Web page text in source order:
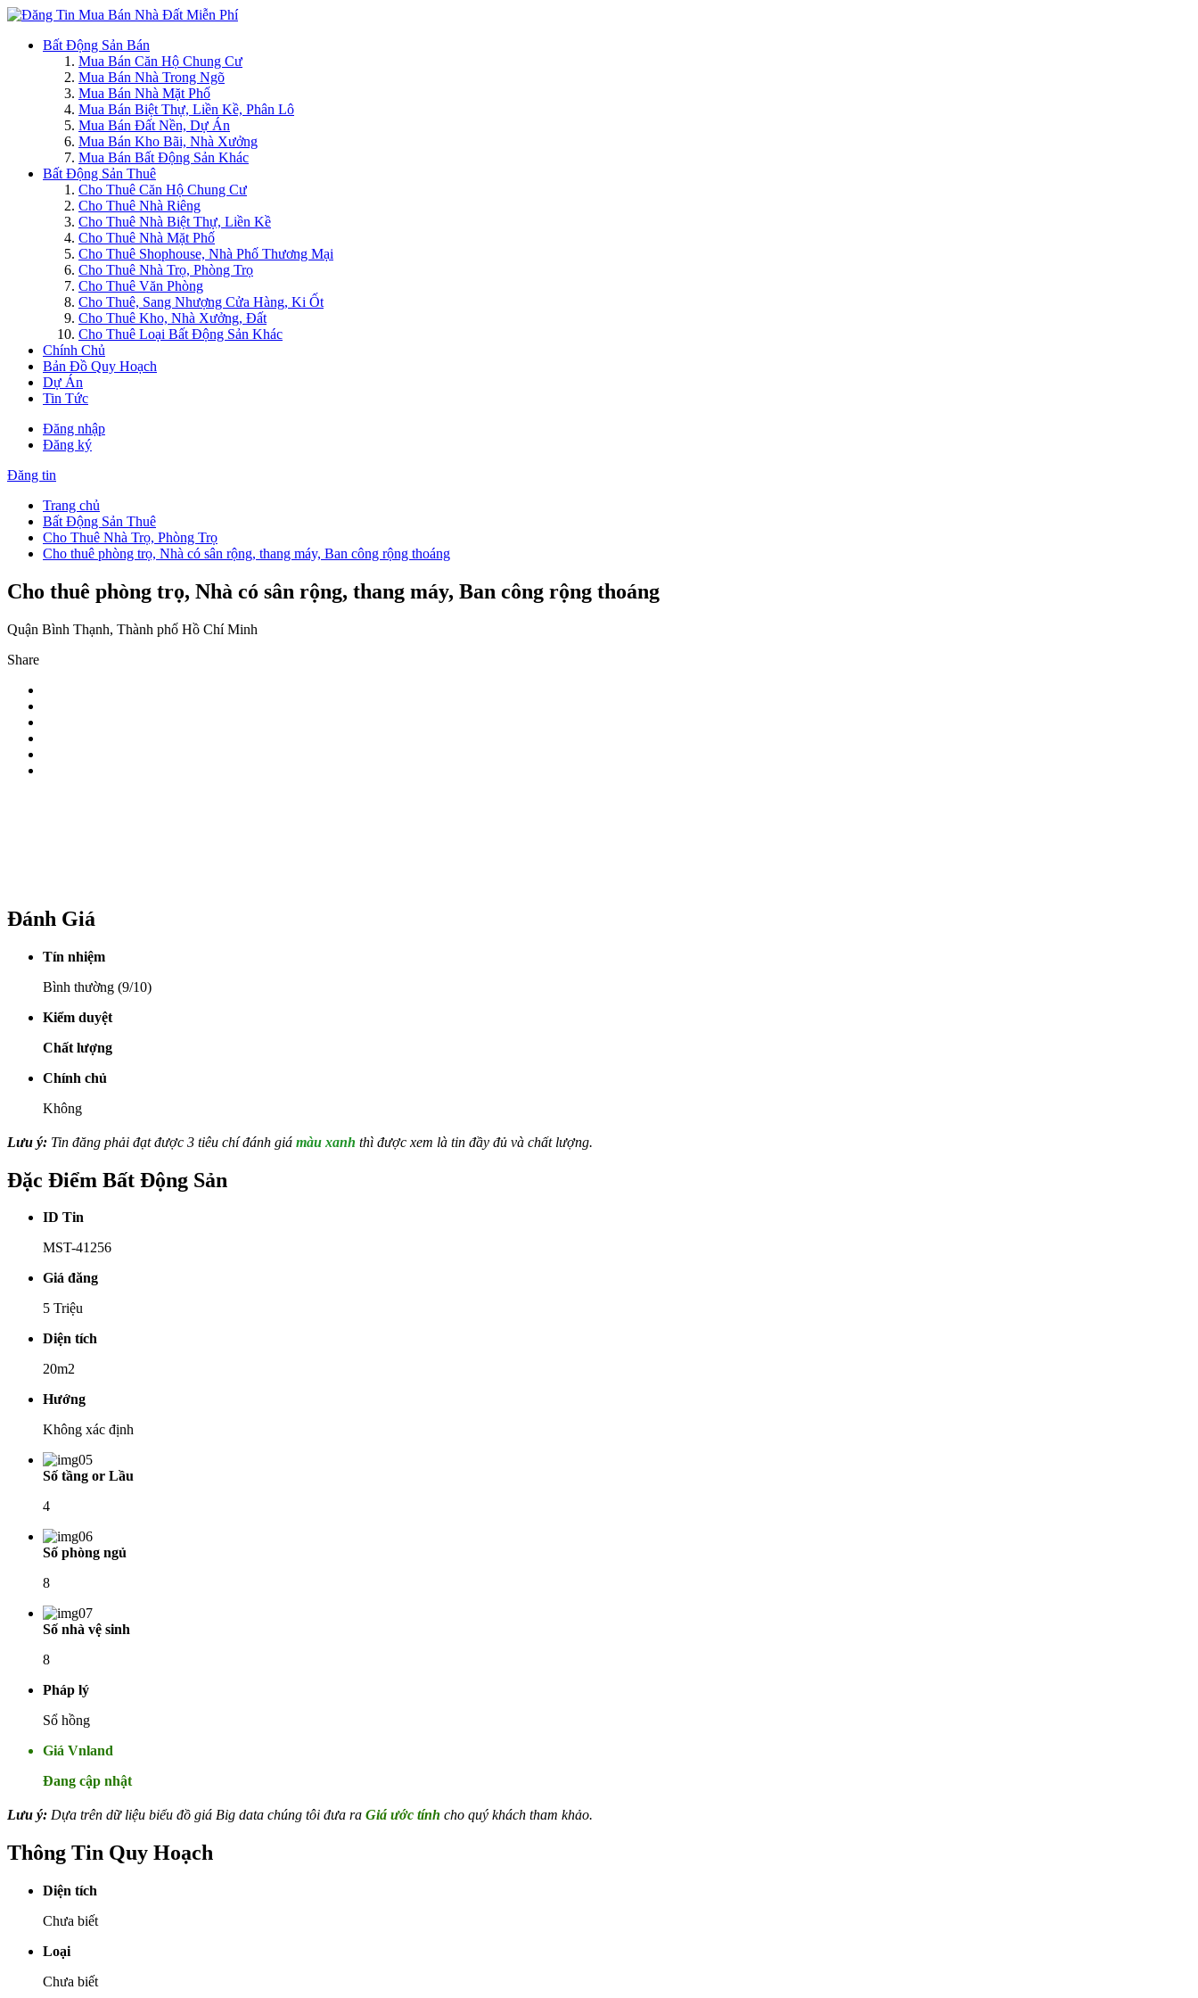
Bất Động Sản Bán
Mua Bán Căn Hộ Chung Cư
Mua Bán Nhà Trong Ngõ
Mua Bán Nhà Mặt Phố
Mua Bán Biệt Thự, Liền Kề, Phân Lô
Mua Bán Đất Nền, Dự Án
Mua Bán Kho Bãi, Nhà Xưởng
Mua Bán Bất Động Sản Khác
Bất Động Sản Thuê
Cho Thuê Căn Hộ Chung Cư
Cho Thuê Nhà Riêng
Cho Thuê Nhà Biệt Thự, Liền Kề
Cho Thuê Nhà Mặt Phố
Cho Thuê Shophouse, Nhà Phố Thương Mại
Cho Thuê Nhà Trọ, Phòng Trọ
Cho Thuê Văn Phòng
Cho Thuê, Sang Nhượng Cửa Hàng, Ki Ốt
Cho Thuê Kho, Nhà Xưởng, Đất
Cho Thuê Loại Bất Động Sản Khác
Chính Chủ
Bản Đồ Quy Hoạch
Dự Án
Tin Tức
Đăng nhập
Đăng ký
Đăng tin
Trang chủ
Bất Động Sản Thuê
Cho Thuê Nhà Trọ, Phòng Trọ
Cho thuê phòng trọ, Nhà có sân rộng, thang máy, Ban công rộng thoáng
Cho thuê phòng trọ, Nhà có sân rộng, thang máy, Ban công rộng thoáng
Quận Bình Thạnh, Thành phố Hồ Chí Minh
Share
Đánh Giá
Tín nhiệm
Bình thường (9/10)
Kiểm duyệt
Chất lượng
Chính chủ
Không
Lưu ý: Tin đăng phải đạt được 3 tiêu chí đánh giá màu xanh thì được xem là tin đầy đủ và chất lượng.
Đặc Điểm Bất Động Sản
ID Tin
MST-41256
Giá đăng
5 Triệu
Diện tích
20m2
Hướng
Không xác định
Số tầng or Lầu
4
Số phòng ngủ
8
Số nhà vệ sinh
8
Pháp lý
Sổ hồng
Giá Vnland
Đang cập nhật
Lưu ý: Dựa trên dữ liệu biểu đồ giá Big data chúng tôi đưa ra Giá ước tính cho quý khách tham khảo.
Thông Tin Quy Hoạch
Diện tích
Chưa biết
Loại
Chưa biết